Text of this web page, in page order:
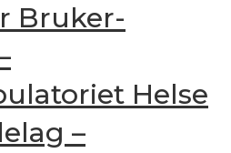
Bruker-
Helse
–